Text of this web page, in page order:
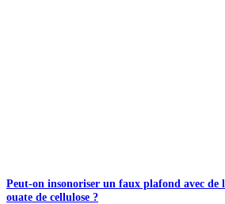
Peut-on insonoriser un faux plafond avec de
ouate de cellulose ?